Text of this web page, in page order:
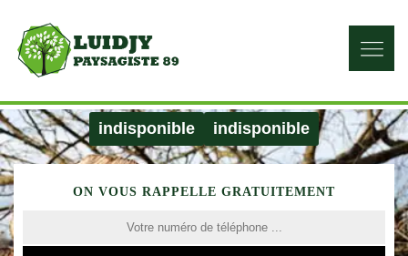
indisponible indisponible
ON VOUS RAPPELLE GRATUITEMENT